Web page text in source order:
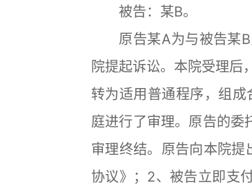
被告：某B。
原告某A为与被告某B
院提起诉讼。本院受理后
转为适用普通程序，组
庭进行了审理。原告的委
审理终结。原告向本院提
协议》；2、被告立即支